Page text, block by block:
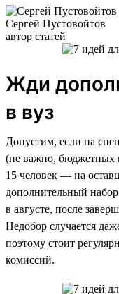
Сергей Пустовойтов
автор статей
Жди
в вуз
Допустим, если на
(не важно, бюджетных
15 человек — на
дополнительный
в августе, после
Недобор случается
поэтому стоит
комиссий.